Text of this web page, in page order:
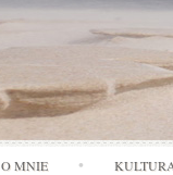
O MNIE